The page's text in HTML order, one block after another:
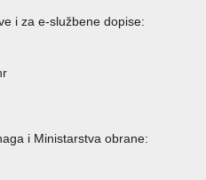
i za e-službene dopise:
i Ministarstva obrane: